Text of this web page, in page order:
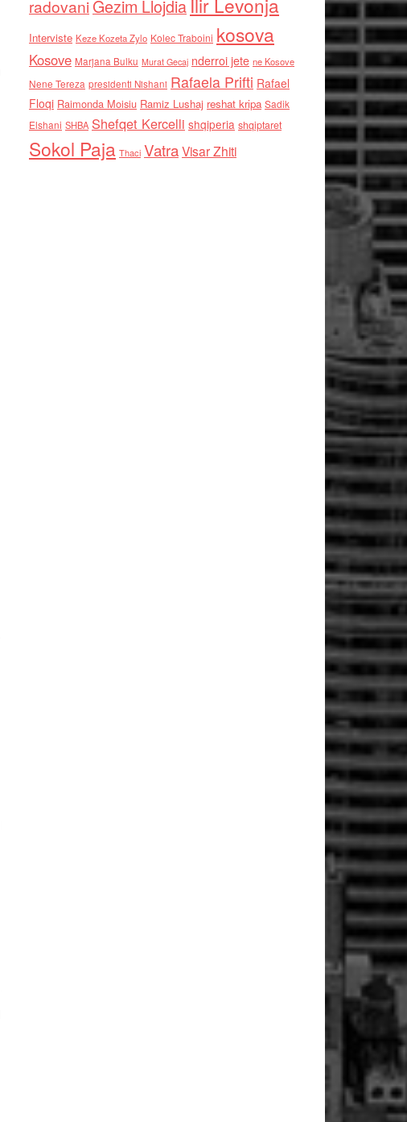
radovaniGezim Llojdia
Interviste Keze Kozeta Zylo Kolec Traboini kosova
Kosove Marjana Bulku Murat Gecaj nderroi jete ne Kosove
Nene Tereza presidenti Nishani Rafaela Prifti Rafael
Floqi Raimonda Moisiu Ramiz Lushaj reshat kripa Sadik
Elshani SHBA Shefqet Kercelli shqiperia shqiptaret
Sokol Paja Thaci VatraVisar Zhiti